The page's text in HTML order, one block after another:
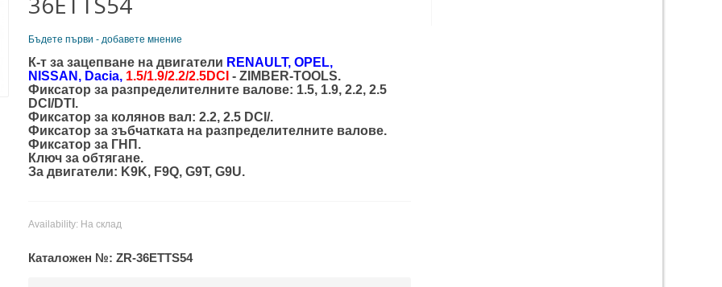
Бъдете първи - добавете мнение
К-т за зацепване на двигатели RENAULT, OPEL,
NISSAN, Dacia, 1.5/1.9/2.2/2.5DCI - ZIMBER-TOOLS.
Фиксатор за разпределителните валове: 1.5, 1.9, 2.2, 2.5
DCI/DTI.
Фиксатор за колянов вал: 2.2, 2.5 DCI/.
Фиксатор за зъбчатката на разпределителните валове.
Фиксатор за ГНП.
Ключ за обтягане.
За двигатели: K9K, F9Q, G9T, G9U.
Availability: На склад
Каталожен №:ZR-36ETTS54